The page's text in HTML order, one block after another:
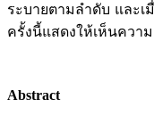
ระบายตามลำดับ และเ
ครั้งนี้แสดงให้เห็นควา
Abstract